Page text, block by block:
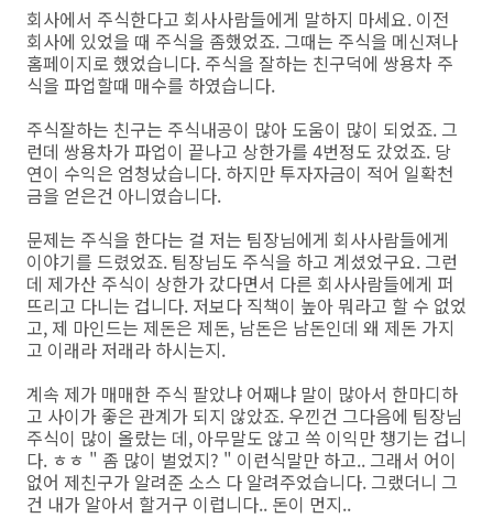
회사에서 주식한다고 회사사람들에게 말하지 마세요. 이전
회사에 있었을 때 주식을 좀했었죠. 그때는 주식을 메신져나
홈페이지로 했었습니다. 주식을 잘하는 친구덕에 쌍용차 주
식을 파업할때 매수를 하였습니다.
주식잘하는 친구는 주식내공이 많아 도움이 많이 되었죠. 그
런데 쌍용차가 파업이 끝나고 상한가를 4번정도 갔었죠. 당
연이 수익은 엄청났습니다. 하지만 투자자금이 적어 일확천
금을 얻은건 아니였습니다.
문제는 주식을 한다는 걸 저는 팀장님에게 회사사람들에게
이야기를 드렸었죠. 팀장님도 주식을 하고 계셨었구요. 그런
데 제가산 주식이 상한가 갔다면서 다른 회사사람들에게 퍼
뜨리고 다니는 겁니다. 저보다 직책이 높아 뭐라고 할 수 없었
고, 제 마인드는 제돈은 제돈, 남돈은 남돈인데 왜 제돈 가지
고 이래라 저래라 하시는지.
계속 제가 매매한 주식 팔았냐 어째냐 말이 많아서 한마디하
고 사이가 좋은 관계가 되지 않았죠. 우낀건 그다음에 팀장님
주식이 많이 올랐는 데, 아무말도 않고 쏙 이익만 챙기는 겁니
다. ㅎㅎ " 좀 많이 벌었지? " 이런식말만 하고.. 그래서 어이
없어 제친구가 알려준 소스 다 알려주었습니다. 그랬더니 그
건 내가 알아서 할거구 이럽니다.. 돈이 먼지..